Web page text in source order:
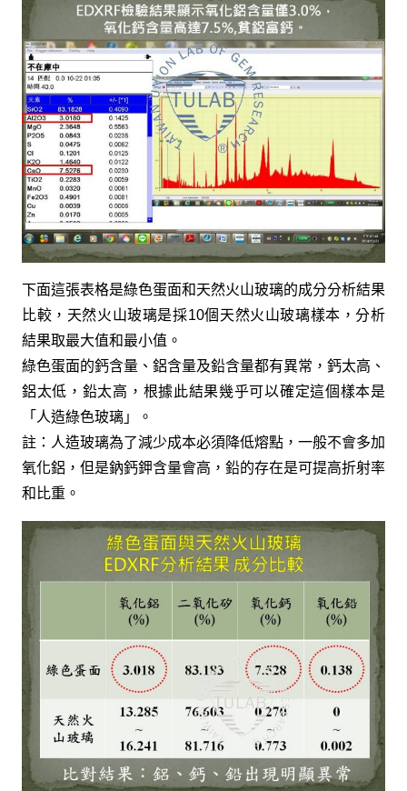
下面這張表格是綠色蛋面和天然火山玻璃的成分分析結果
比較，天然火山玻璃是採10個天然火山玻璃樣本，分析
結果取最大值和最小值。
綠色蛋面的鈣含量、鋁含量及鉛含量都有異常，鈣太高、
鋁太低，鉛太高，根據此結果幾乎可以確定這個樣本是
「人造綠色玻璃」。
註：人造玻璃為了減少成本必須降低熔點，一般不會多加
氧化鋁，但是鈉鈣鉀含量會高，鉛的存在是可提高折射率
和比重。